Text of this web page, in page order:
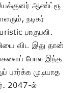
ஆண்ட்ரூ
நடிகர்
பாகுபலி.
விட இது தான்
போல இந்த
பார்க்க முடியாத
2047-ல்